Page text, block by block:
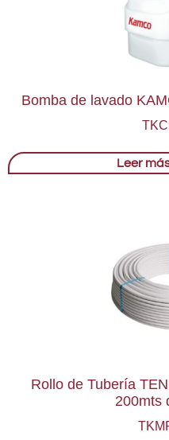
Bomba de lavado
Leer
Rollo de Tubería
200mts